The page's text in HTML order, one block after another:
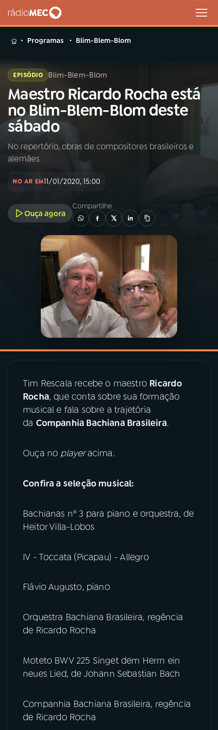
MENU
Buscar
na
Rádio
MEC
Buscar
Início AO VIVO
INÍCIO
A RÁDIO
PROGRAMAÇÃO
PROGRAMAS
PODCASTS
VIDEOCASTS
PRÊMIO RÁDIO MEC
YouTube
Instagram X
Programas Blim-Blem-Blom
EPISÓDIO Blim-Blem-Blom
Maestro Ricardo Rocha está
no Blim-Blem-Blom deste
sábado
No repertório, obras de compositores brasileiros e
alemães
NO AR EM11/01/2020, 15:00
Ouça agora
Compartilhe
Tim Rescala recebe o maestro Ricardo
Rocha, que conta sobre sua formação
musical e fala sobre a trajetória
da Companhia Bachiana Brasileira.
Ouça no playeracima.
Confira a seleção musical:
Bachianas nº 3 para piano e orquestra, de
Heitor Villa-Lobos
IV - Toccata (Picapau) - Allegro
Flávio Augusto, piano
Orquestra Bachiana Brasileira, regência
de Ricardo Rocha
Moteto BWV 225 Singet dem Herrn ein
neues Lied, de Johann Sebastian Bach
Companhia Bachiana Brasileira, regência
de Ricardo Rocha